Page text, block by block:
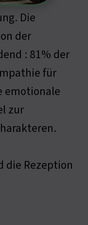
Die
der
: 81% der
für
emotionale
zur
die Rezeption